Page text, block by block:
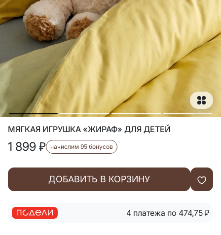
МЯГКАЯ ИГРУШКА «ЖИРАФ» ДЛЯ ДЕТЕЙ
1 899 ₽ начислим 95 бонусов
ДОБАВИТЬ В КОРЗИНУ
4 платежа по 474,75 ₽